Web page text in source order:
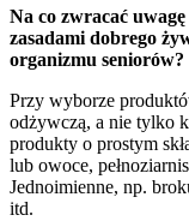
Na co zwracać
zasadami dobrego
organizmu seniorów?
Przy wyborze
odżywczą, a nie tylko
produkty o prostym
lub owoce,
Jednoimienne, np.
itd.